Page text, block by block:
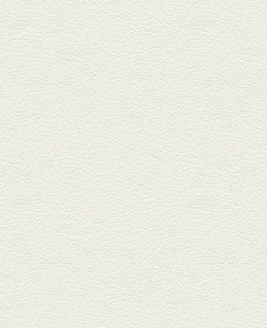
「KAORU」...
2025年8月15日放送
お刺身盛り合わせ＆干物
盛りの七輪焼き
酒場通りの「食楽みかげ」は、
オーナーこだわりの魚料理が味
わえ...
2025年7月25日放送
朝ごはんプレート＆かん
ぱちのカマ(塩焼き)
並木坂では珍しい朝ごはんの店
「コルハコ」で昼飲みの刻。
「銀し...
2025年7月4日放送
生姜香る鮭とイクラの土
鍋ご飯 など
銀杏中通りにこの春オープンし
た「創作ダイニング真」へ。暑
い夏...
2025年6月13日放送
ﾊﾓの季節野菜あんかけ＆
どんぐりﾎﾟｰｸ西京焼き
西銀座通り、若き和の料理人の
名店「旬味こさか」で夏の味を
堪能...